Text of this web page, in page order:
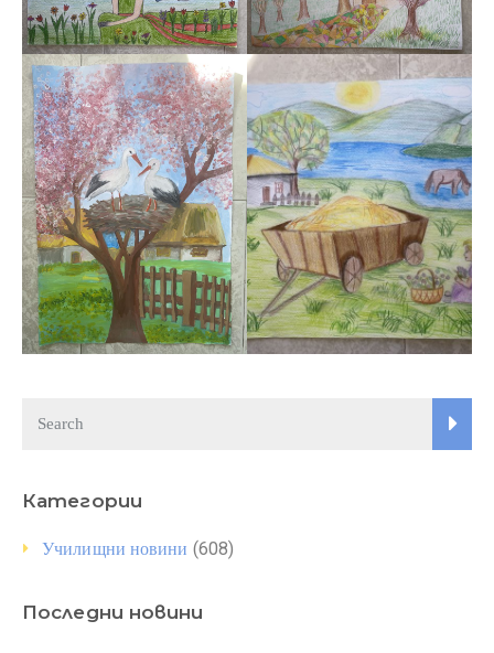
Категории
Училищни новини (608)
Последни новини